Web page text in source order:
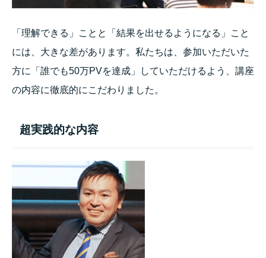
「理解できる」ことと「結果を出せるようになる」こと
には、大きな差があります。私たちは、参加いただいた
方に「誰でも50万PVを達成」していただけるよう、講座
の内容に徹底的にこだわりました。
超実践的な内容